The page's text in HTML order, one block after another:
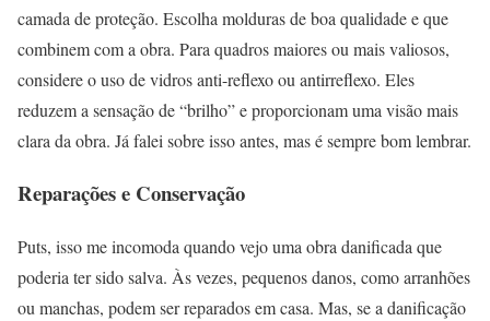
camada de proteção. Escolha molduras de boa qualidade e que
combinem com a obra. Para quadros maiores ou mais valiosos,
considere o uso de vidros anti-reflexo ou antirreflexo. Eles
reduzem a sensação de “brilho” e proporcionam uma visão mais
clara da obra. Já falei sobre isso antes, mas é sempre bom lembrar.
Reparações e Conservação
Puts, isso me incomoda quando vejo uma obra danificada que
poderia ter sido salva. Às vezes, pequenos danos, como arranhões
ou manchas, podem ser reparados em casa. Mas, se a danificação